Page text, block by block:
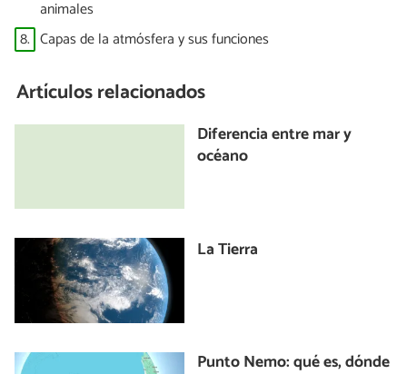
animales
8. Capas de la atmósfera y sus funciones
Artículos relacionados
Diferencia entre mar y
océano
La Tierra
Punto Nemo: qué es, dónde